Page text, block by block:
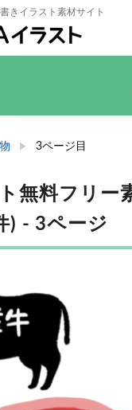
きイラスト素材サイト
3ページ目
無料フリー
) - 3ページ